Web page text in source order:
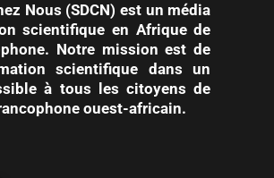
Nous (SDCN) est un média
scientifique en Afrique de
Notre mission est de
scientifique dans un
à tous les citoyens de
ouest-africain.